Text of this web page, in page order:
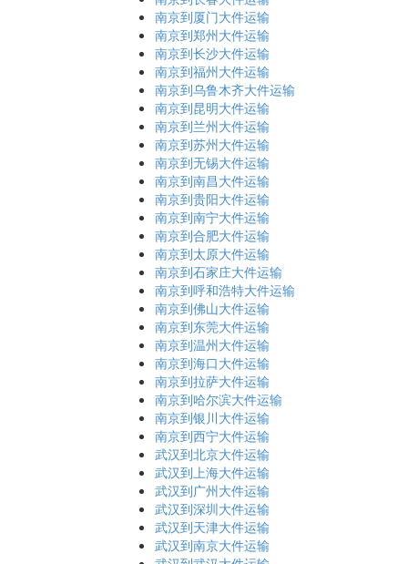
南京到厦门大件运输
南京到郑州大件运输
南京到长沙大件运输
南京到福州大件运输
南京到乌鲁木齐大件运输
南京到昆明大件运输
南京到兰州大件运输
南京到苏州大件运输
南京到无锡大件运输
南京到南昌大件运输
南京到贵阳大件运输
南京到南宁大件运输
南京到合肥大件运输
南京到太原大件运输
南京到石家庄大件运输
南京到呼和浩特大件运输
南京到佛山大件运输
南京到东莞大件运输
南京到温州大件运输
南京到海口大件运输
南京到拉萨大件运输
南京到哈尔滨大件运输
南京到银川大件运输
南京到西宁大件运输
武汉到北京大件运输
武汉到上海大件运输
武汉到广州大件运输
武汉到深圳大件运输
武汉到天津大件运输
武汉到南京大件运输